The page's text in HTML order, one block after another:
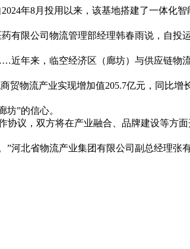
年8月投用以来，该基地搭建了一体化
有限公司物流管理部经理韩春雨说，自投
年来，临空经济区（廊坊）与供应链物
物流产业实现增加值205.7亿元，同比增
”的信心。
议，双方将在产业融合、品牌建设等方
河北省物流产业集团有限公司副总经理张